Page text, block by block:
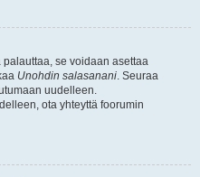
se voidaan asettaa
Unohdin salasanani. Seuraa
uudelleen.
ota yhteyttä foorumin